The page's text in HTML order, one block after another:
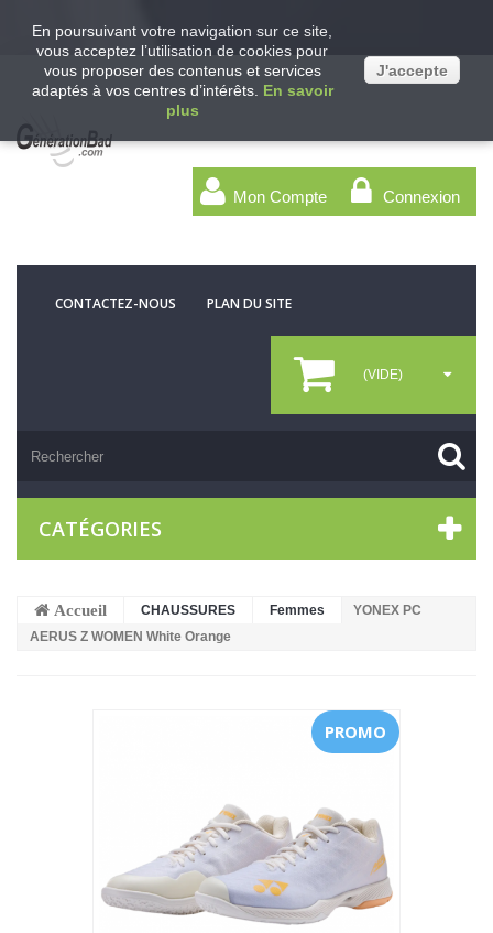
Connexion
Mon Compte
CONTACTEZ-NOUS PLAN DU SITE
(VIDE)
CATÉGORIES
Accueil CHAUSSURES Femmes
YONEX PC
AERUS Z WOMEN White Orange
PROMO
En poursuivant votre navigation sur ce site,
vous acceptez l’utilisation de cookies pour
vous proposer des contenus et services
adaptés à vos centres d’intérêts. En savoir
plus
J'accepte